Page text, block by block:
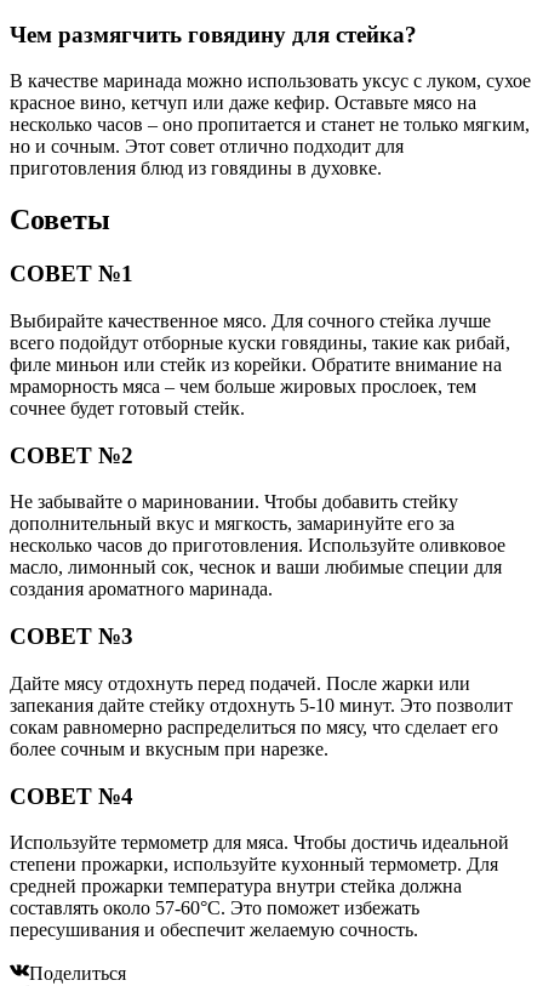
Чем размягчить говядину для стейка?
В качестве маринада можно использовать уксус с луком, сухое
красное вино, кетчуп или даже кефир. Оставьте мясо на
несколько часов – оно пропитается и станет не только мягким,
но и сочным. Этот совет отлично подходит для
приготовления блюд из говядины в духовке.
Советы
СОВЕТ №1
Выбирайте качественное мясо. Для сочного стейка лучше
всего подойдут отборные куски говядины, такие как рибай,
филе миньон или стейк из корейки. Обратите внимание на
мраморность мяса – чем больше жировых прослоек, тем
сочнее будет готовый стейк.
СОВЕТ №2
Не забывайте о мариновании. Чтобы добавить стейку
дополнительный вкус и мягкость, замаринуйте его за
несколько часов до приготовления. Используйте оливковое
масло, лимонный сок, чеснок и ваши любимые специи для
создания ароматного маринада.
СОВЕТ №3
Дайте мясу отдохнуть перед подачей. После жарки или
запекания дайте стейку отдохнуть 5-10 минут. Это позволит
сокам равномерно распределиться по мясу, что сделает его
более сочным и вкусным при нарезке.
СОВЕТ №4
Используйте термометр для мяса. Чтобы достичь идеальной
степени прожарки, используйте кухонный термометр. Для
средней прожарки температура внутри стейка должна
составлять около 57-60°C. Это поможет избежать
пересушивания и обеспечит желаемую сочность.
Поделиться